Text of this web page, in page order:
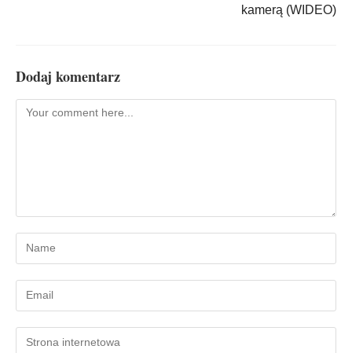
kamerą (WIDEO)
Dodaj komentarz